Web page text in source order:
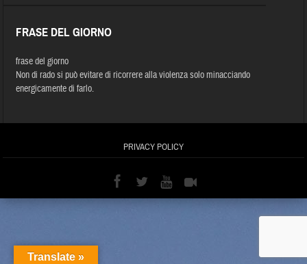
FRASE DEL GIORNO
frase del giorno
Non di rado si può evitare di ricorrere alla violenza solo minacciando
energicamente di farlo.
PRIVACY POLICY
Translate »